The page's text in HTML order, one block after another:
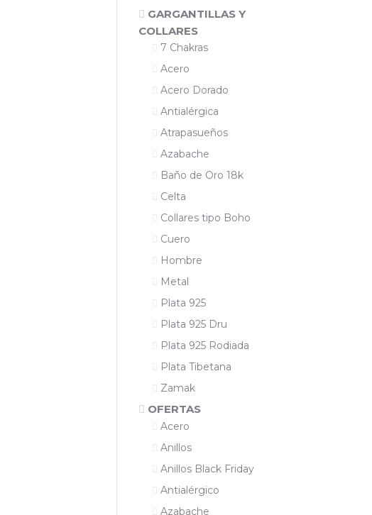
GARGANTILLAS Y
COLLARES
7 Chakras
Acero
Acero Dorado
Antialérgica
Atrapasueños
Azabache
Baño de Oro 18k
Celta
Collares tipo Boho
Cuero
Hombre
Metal
Plata 925
Plata 925 Dru
Plata 925 Rodiada
Plata Tibetana
Zamak
OFERTAS
Acero
Anillos
Anillos Black Friday
Antialérgico
Azabache